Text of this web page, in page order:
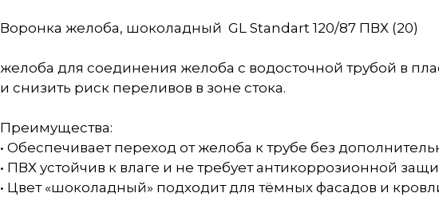
Воронка желоба, шоколадный GL Standart 120/87 ПВХ (20)
желоба для соединения желоба с водосточной трубой в
и снизить риск переливов в зоне стока.
Преимущества:
• Обеспечивает переход от желоба к трубе без
• ПВХ устойчив к влаге и не требует антикоррозионной
• Цвет «шоколадный» подходит для тёмных фасадов и